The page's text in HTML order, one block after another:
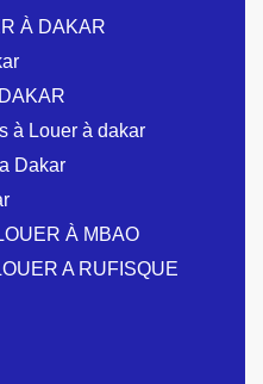
À DAKAR
à Louer à dakar
Dakar
À MBAO
A RUFISQUE